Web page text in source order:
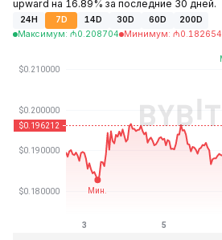
upward на 16.89% за последние 30 дней.
24H 7D 14D 30D 60D
200D
Максимум: ₼0.208704 Минимум: ₼0.182654
Последнее обновление: 12:44 GMT+0 2026-08-09